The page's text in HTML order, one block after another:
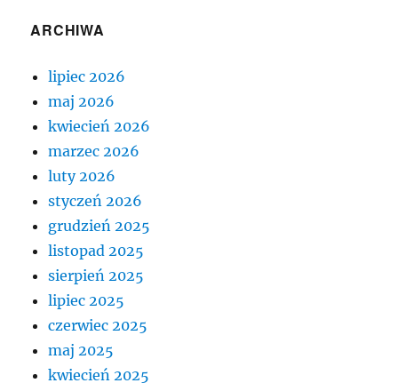
ARCHIWA
lipiec 2026
maj 2026
kwiecień 2026
marzec 2026
luty 2026
styczeń 2026
grudzień 2025
listopad 2025
sierpień 2025
lipiec 2025
czerwiec 2025
maj 2025
kwiecień 2025